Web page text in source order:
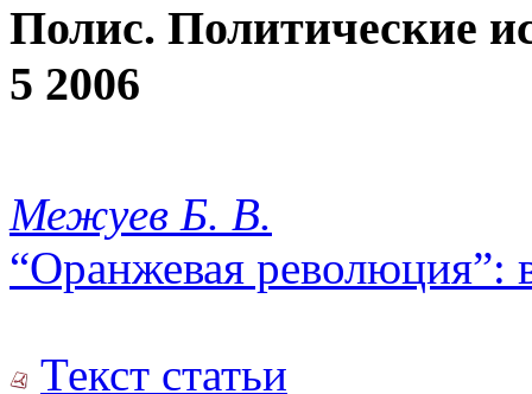
Полис. Политические
5 2006
Межуев Б. В.
“Оранжевая революция”:
Текст статьи